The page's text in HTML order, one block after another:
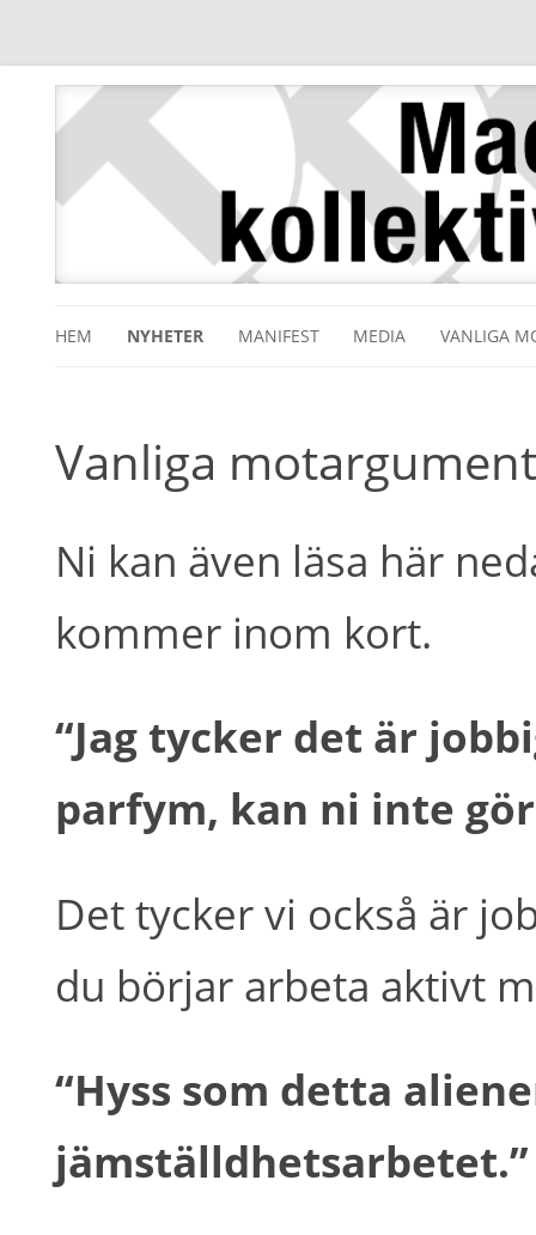
HEM NYHETER MANIFEST MEDIA VANLIGA
Vanliga
Ni kan även läsa här
kommer inom kort.
“Jag tycker det är
parfym, kan ni inte
Det tycker vi också är
du börjar arbeta aktivt
“Hyss som detta
jämställdhetsarbetet.”